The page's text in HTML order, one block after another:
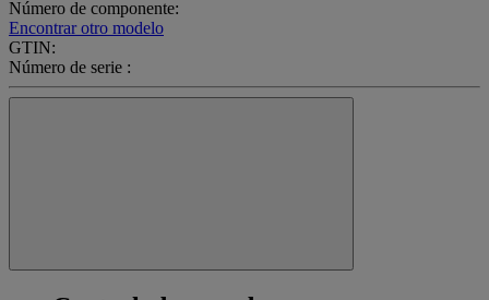
Número de componente:
Encontrar otro modelo
GTIN:
Número de serie :